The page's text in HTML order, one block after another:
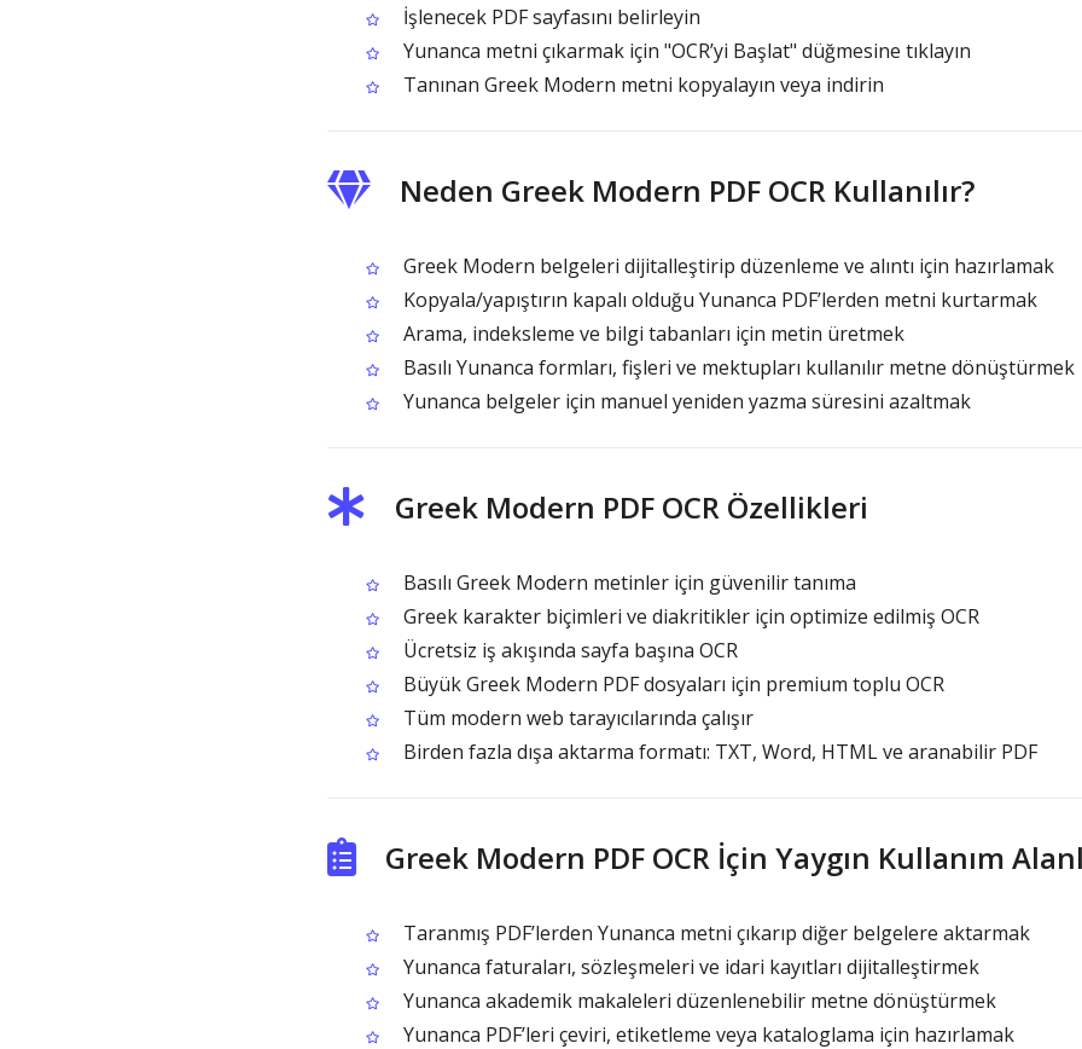
İşlenecek PDF sayfasını belirleyin
Yunanca metni çıkarmak için "OCR’yi Başlat" düğmesine tıklayın
Tanınan Greek Modern metni kopyalayın veya indirin
Neden Greek Modern PDF OCR Kullanılır?
Greek Modern belgeleri dijitalleştirip düzenleme ve alıntı için hazırlamak
Kopyala/yapıştırın kapalı olduğu Yunanca PDF’lerden metni kurtarmak
Arama, indeksleme ve bilgi tabanları için metin üretmek
Basılı Yunanca formları, fişleri ve mektupları kullanılır metne dönüştürmek
Yunanca belgeler için manuel yeniden yazma süresini azaltmak
Greek Modern PDF OCR Özellikleri
Basılı Greek Modern metinler için güvenilir tanıma
Greek karakter biçimleri ve diakritikler için optimize edilmiş OCR
Ücretsiz iş akışında sayfa başına OCR
Büyük Greek Modern PDF dosyaları için premium toplu OCR
Tüm modern web tarayıcılarında çalışır
Birden fazla dışa aktarma formatı: TXT, Word, HTML ve aranabilir PDF
Greek Modern PDF OCR İçin Yaygın Kullanım
Taranmış PDF’lerden Yunanca metni çıkarıp diğer belgelere aktarmak
Yunanca faturaları, sözleşmeleri ve idari kayıtları dijitalleştirmek
Yunanca akademik makaleleri düzenlenebilir metne dönüştürmek
Yunanca PDF’leri çeviri, etiketleme veya kataloglama için hazırlamak